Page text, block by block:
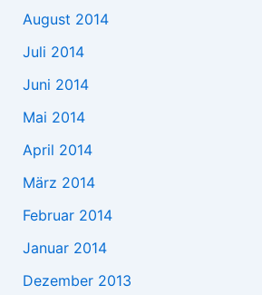
August 2014
Juli 2014
Juni 2014
Mai 2014
April 2014
März 2014
Februar 2014
Januar 2014
Dezember 2013